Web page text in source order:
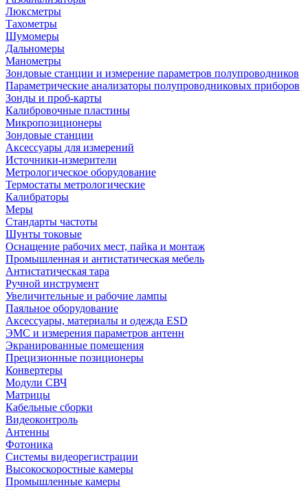
Люксметры
Тахометры
Шумомеры
Дальномеры
Манометры
Зондовые станции и измерение параметров полупроводников
Параметрические анализаторы полупроводниковых приборов
Зонды и проб-карты
Калибровочные пластины
Микропозиционеры
Зондовые станции
Аксессуары для измерений
Источники-измерители
Метрологическое оборудование
Термостаты метрологические
Калибраторы
Меры
Стандарты частоты
Шунты токовые
Оснащение рабочих мест, пайка и монтаж
Промышленная и антистатическая мебель
Антистатическая тара
Ручной инструмент
Увеличительные и рабочие лампы
Паяльное оборудование
Аксессуары, материалы и одежда ESD
ЭМС и измерения параметров антенн
Экранированные помещения
Прецизионные позиционеры
Конвертеры
Модули СВЧ
Матрицы
Кабельные сборки
Видеоконтроль
Антенны
Фотоника
Cистемы видеорегистрации
Высокоскоростные камеры
Промышленные камеры